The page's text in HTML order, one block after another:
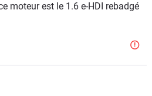
moteur est le 1.6 e-HDI rebadgé